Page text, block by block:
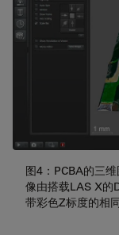
图4：PCBA的三
像由搭载LAS X的
带彩色Z标度的相同